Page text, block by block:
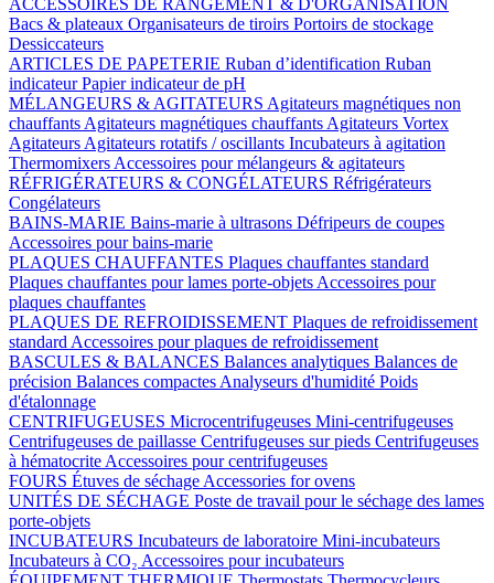
ACCESSOIRES DE RANGEMENT & D'ORGANISATION
Bacs & plateaux Organisateurs de tiroirs Portoirs de stockage
Dessiccateurs
ARTICLES DE PAPETERIE Ruban d’identification Ruban
indicateurPapier indicateur de pH
MÉLANGEURS & AGITATEURS Agitateurs magnétiques non
chauffants Agitateurs magnétiques chauffants Agitateurs Vortex
Agitateurs Agitateurs rotatifs / oscillants Incubateurs à agitation
Thermomixers Accessoires pour mélangeurs & agitateurs
RÉFRIGÉRATEURS & CONGÉLATEURS Réfrigérateurs
Congélateurs
BAINS-MARIE Bains-marie à ultrasons Défripeurs de coupes
Accessoires pour bains-marie
PLAQUES CHAUFFANTES Plaques chauffantes standard
Plaques chauffantes pour lames porte-objets Accessoires pour
plaques chauffantes
PLAQUES DE REFROIDISSEMENT Plaques de refroidissement
standard Accessoires pour plaques de refroidissement
BASCULES & BALANCES Balances analytiques Balances de
précision Balances compactes Analyseurs d'humidité Poids
d'étalonnage
CENTRIFUGEUSES Microcentrifugeuses Mini-centrifugeuses
Centrifugeuses de paillasse Centrifugeuses sur pieds Centrifugeuses
à hématocrite Accessoires pour centrifugeuses
FOURS Étuves de séchage Accessories for ovens
UNITÉS DE SÉCHAGE Poste de travail pour le séchage des lames
porte-objets
INCUBATEURS Incubateurs de laboratoire Mini-incubateurs
Incubateurs à CO₂ Accessoires pour incubateurs